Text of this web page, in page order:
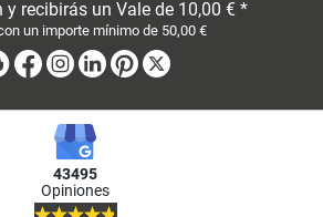
recibirás un Vale de 10,00 € *
un importe mínimo de 50,00 €
BlogFacebook
Instagram
LinkedinPinterest
43495
Opiniones